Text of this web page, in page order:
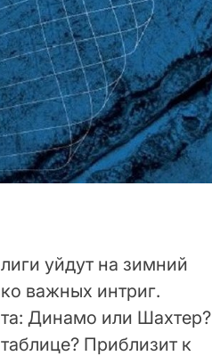
уйдут на зимний
важных интриг.
Динамо или Шахтер?
Приблизит к